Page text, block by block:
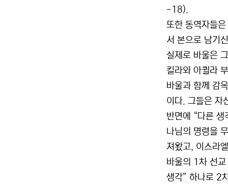
-18).
또한 동역자들
서 본으로 남기
실제로 바울은
킬라와 아퀼라
바울과 함께 감
이다. 그들은 자
반면에 “다른
나님의 명령을
져왔고, 이스라
바울의 1차 선
생각” 하나로 2